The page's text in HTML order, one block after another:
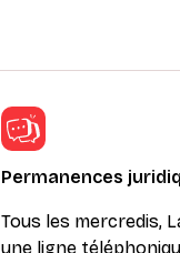
Permanences
Tous les mercredis,
une ligne